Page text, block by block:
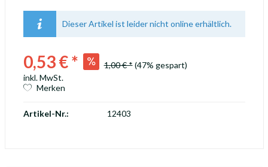
Dieser Artikel ist leider nicht online erhältlich.
0,53 € * 1,00 € * (47% gespart)
inkl. MwSt.
Merken
Artikel-Nr.: 12403